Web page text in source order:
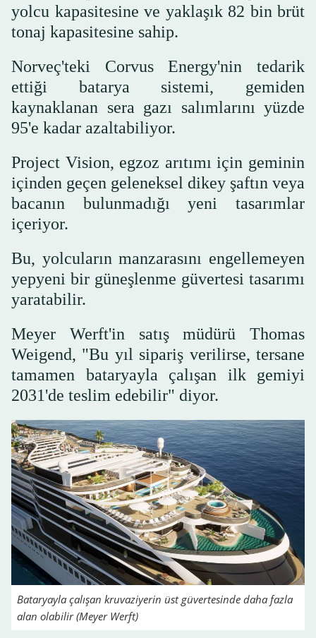
yolcu kapasitesine ve yaklaşık 82 bin brüt
tonaj kapasitesine sahip.
Norveç'teki Corvus Energy'nin tedarik
ettiği batarya sistemi, gemiden
kaynaklanan sera gazı salımlarını yüzde
95'e kadar azaltabiliyor.
Project Vision, egzoz arıtımı için geminin
içinden geçen geleneksel dikey şaftın veya
bacanın bulunmadığı yeni tasarımlar
içeriyor.
Bu, yolcuların manzarasını engellemeyen
yepyeni bir güneşlenme güvertesi tasarımı
yaratabilir.
Meyer Werft'in satış müdürü Thomas
Weigend, "Bu yıl sipariş verilirse, tersane
tamamen bataryayla çalışan ilk gemiyi
2031'de teslim edebilir" diyor.
Bataryayla çalışan kruvaziyerin üst güvertesinde daha fazla
alan olabilir (Meyer Werft)